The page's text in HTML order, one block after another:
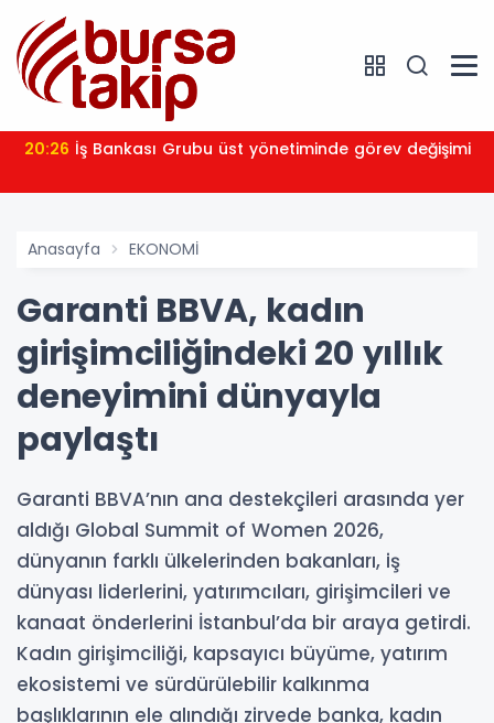
20:26 İş Bankası Grubu üst yönetiminde görev değişimi
Anasayfa EKONOMİ
Garanti BBVA, kadın
girişimciliğindeki 20 yıllık
deneyimini dünyayla
paylaştı
Garanti BBVA’nın ana destekçileri arasında yer
aldığı Global Summit of Women 2026,
dünyanın farklı ülkelerinden bakanları, iş
dünyası liderlerini, yatırımcıları, girişimcileri ve
kanaat önderlerini İstanbul’da bir araya getirdi.
Kadın girişimciliği, kapsayıcı büyüme, yatırım
ekosistemi ve sürdürülebilir kalkınma
başlıklarının ele alındığı zirvede banka, kadın